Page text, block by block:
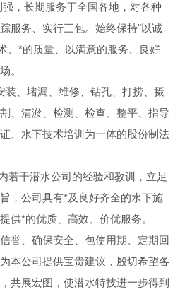
，长期服务于全国各地，对各种
服务、实行三包。始终保持"以诚
、*的质量、以满意的服务、良好
。
装、堵漏、维修、钻孔、打捞、摄
、清淤、检测、检查、整平、指导
、水下技术培训为一体的股份制法
若干潜水公司的经验和教训，立足
，公司具有*及良好齐全的水下施
供*的优质、高效、价优服务。
誉、确保安全、包使用期、定期回
本公司提供宝贵建议，殷切希望各
共展宏图，使潜水特技进一步得到